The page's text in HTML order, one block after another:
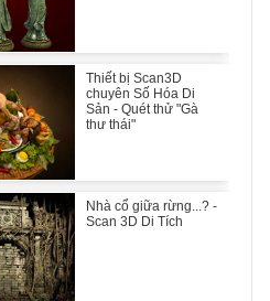
Thiết bị Scan3D
chuyên Số Hóa Di
Sản - Quét thử "Gà
thư thái"
Nhà cổ giữa rừng...? -
Scan 3D Di Tích